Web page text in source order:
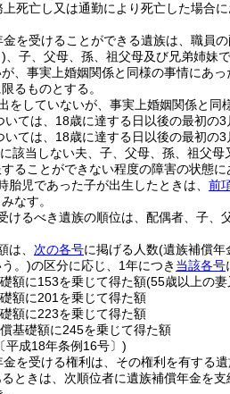
死亡し又は通勤により死亡した場合
金を受けることができる遺族は、職員
、子、父母、孫、祖父母及び兄弟姉妹
、事実上婚姻関係と同様の事情にあっ
るものとする。
をしていないが、事実上婚姻関係と同
いては、18歳に達する日以後の最初の3
いては、18歳に達する日以後の最初の
該当しない夫、子、父母、孫、祖父母
ることができない程度の障害の状態に
胎児であった子が出生したときは、 前
なす。
けるべき遺族の順位は、配偶者、子
は、 次の各号に掲げる人数(遺族補償年
。)の区分に応じ、1年につき 当該各号
額に153を乗じて得た額(55歳以上の妻
額に201を乗じて得た額
額に223を乗じて得た額
基礎額に245を乗じて得た額
平成18年条例16号〕)
金を受ける権利は、その権利を有する
ときは、次順位者に遺族補償年金を支